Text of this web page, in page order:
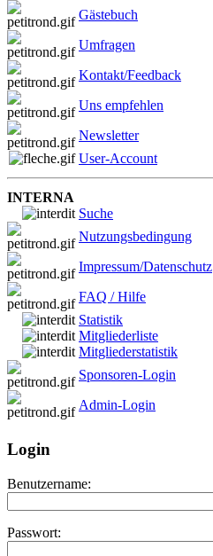
Gästebuch
Umfragen
Kontakt/Feedback
Uns empfehlen
Newsletter
User-Account
INTERNA
Suche
Nutzungsbedingung
Impressum/Datenschutz
FAQ / Hilfe
Statistik
Mitgliederliste
Mitgliederstatistik
Sponsoren-Login
Admin-Login
Login
Benutzername:
Passwort: